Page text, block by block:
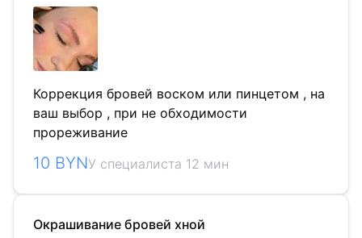
Коррекция бровей воском или пинцетом , на
ваш выбор , при не обходимости
прореживание
10 BYNУ специалиста 12 мин
Окрашивание бровей хной